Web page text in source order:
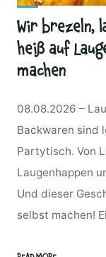
Wir brezeln,
heiß auf
machen
08.08.2026 –
Backwaren sind
Partytisch. Von
Laugenhappen
Und dieser
selbst machen!